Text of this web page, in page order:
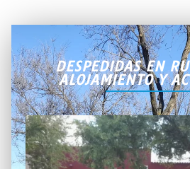
DESPEDIDAS EN
ALOJAMIENTO Y